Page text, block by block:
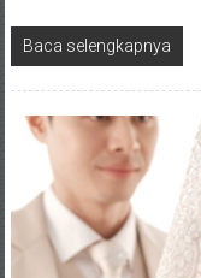
Baca selengkapnya